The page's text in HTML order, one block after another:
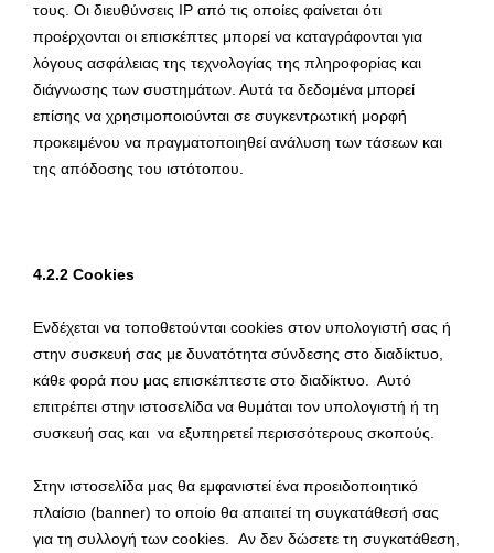
τους. Οι διευθύνσεις IP από τις οποίες φαίνεται ότι
προέρχονται οι επισκέπτες μπορεί να καταγράφονται για
λόγους ασφάλειας της τεχνολογίας της πληροφορίας και
διάγνωσης των συστημάτων. Αυτά τα δεδομένα μπορεί
επίσης να χρησιμοποιούνται σε συγκεντρωτική μορφή
προκειμένου να πραγματοποιηθεί ανάλυση των τάσεων και
της απόδοσης του ιστότοπου.
4.2.2 Cookies
Ενδέχεται να τοποθετούνται cookies στον υπολογιστή σας ή
στην συσκευή σας με δυνατότητα σύνδεσης στο διαδίκτυο,
κάθε φορά που μας επισκέπτεστε στο διαδίκτυο. Αυτό
επιτρέπει στην ιστοσελίδα να θυμάται τον υπολογιστή ή τη
συσκευή σας και να εξυπηρετεί περισσότερους σκοπούς.
Στην ιστοσελίδα μας θα εμφανιστεί ένα προειδοποιητικό
πλαίσιο (banner) το οποίο θα απαιτεί τη συγκατάθεσή σας
για τη συλλογή των cookies. Αν δεν δώσετε τη συγκατάθεση,